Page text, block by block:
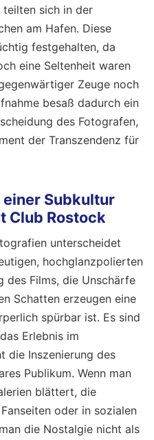
teilten sich in der
am Hafen. Diese
festgehalten, da
eine Seltenheit waren
Zeuge noch
besaß dadurch ein
des Fotografen,
der Transzendenz für
Subkultur
Club Rostock
unterscheidet
hochglanzpolierten
des Films, die Unschärfe
Schatten erzeugen eine
spürbar ist. Es sind
Erlebnis im
die Inszenierung des
Publikum. Wenn man
blättert, die
oder in sozialen
die Nostalgie nicht als